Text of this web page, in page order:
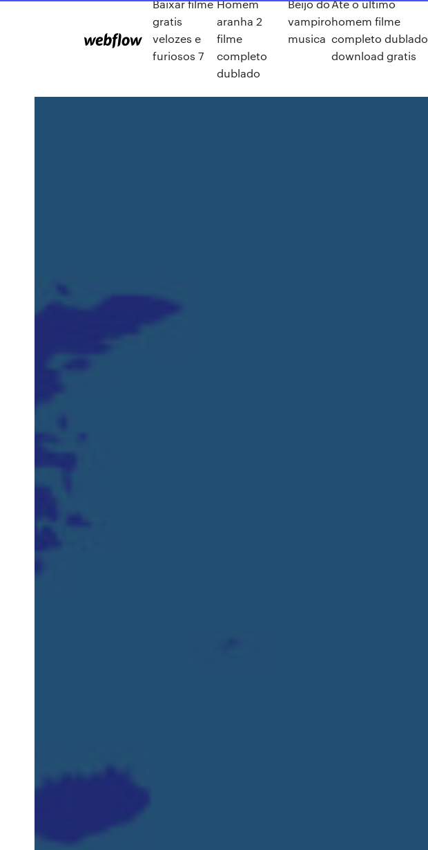
Baixar filme
gratis
velozes e
furiosos 7
Homem
aranha 2
filme
completo
dublado
Beijo do
vampiro
musica
Até o último
homem filme
completo dublado
download gratis